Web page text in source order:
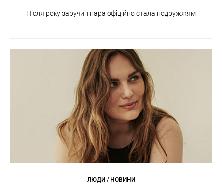
Після року заручин пара офіційно стала подружжям
ЛЮДИ / НОВИНИ